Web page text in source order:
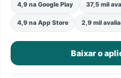
4,9 na Google Play 37,5 mil
4,9 na App Store 2,9 mil
Baixar o